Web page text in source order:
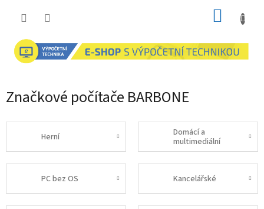
Značkové počítače BARBONE
Herní
Domácí a
multimediální
PC bez OS Kancelářské